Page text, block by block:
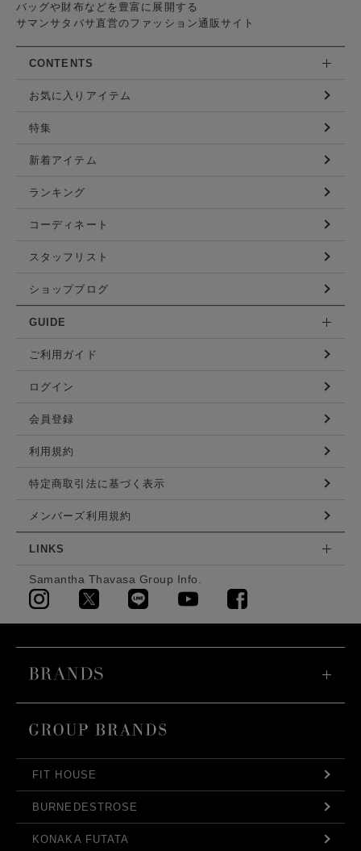
バッグや財布などを豊富に展開する
サマンサタバサ直営のファッション通販サイト
CONTENTS
お気に入りアイテム
特集
新着アイテム
ランキング
コーディネート
スタッフリスト
ショップブログ
GUIDE
ご利用ガイド
ログイン
会員登録
利用規約
特定商取引法に基づく表示
メンバーズ利用規約
LINKS
Samantha Thavasa Group Info.
FIT HOUSE
BURNEDESTROSE
KONAKA FUTATA